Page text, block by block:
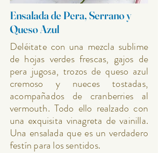
Ensalada de Pera, Serrano y
Queso Azul
Deléitate con una mezcla sublime
de hojas verdes frescas, gajos de
pera jugosa, trozos de queso azul
cremoso y nueces tostadas,
acompañados de cranberries al
vermouth. Todo ello realzado con
una exquisita vinagreta de vainilla.
Una ensalada que es un verdadero
festín para los sentidos.